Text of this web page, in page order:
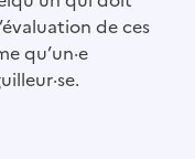
de ces
qu’un·e